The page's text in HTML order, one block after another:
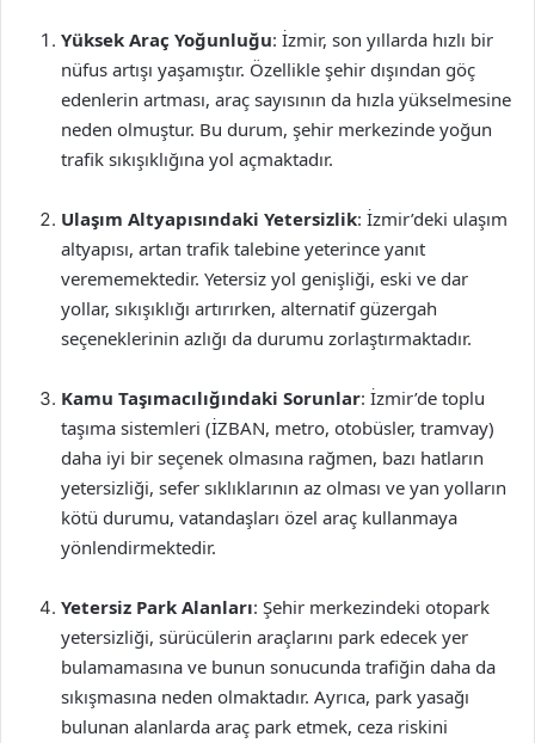
Yüksek Araç Yoğunluğu: İzmir, son yıllarda hızlı bir
nüfus artışı yaşamıştır. Özellikle şehir dışından göç
edenlerin artması, araç sayısının da hızla yükselmesine
neden olmuştur. Bu durum, şehir merkezinde yoğun
trafik sıkışıklığına yol açmaktadır.
Ulaşım Altyapısındaki Yetersizlik: İzmir’deki ulaşım
altyapısı, artan trafik talebine yeterince yanıt
verememektedir. Yetersiz yol genişliği, eski ve dar
yollar, sıkışıklığı artırırken, alternatif güzergah
seçeneklerinin azlığı da durumu zorlaştırmaktadır.
Kamu Taşımacılığındaki Sorunlar: İzmir’de toplu
taşıma sistemleri (İZBAN, metro, otobüsler, tramvay)
daha iyi bir seçenek olmasına rağmen, bazı hatların
yetersizliği, sefer sıklıklarının az olması ve yan yolların
kötü durumu, vatandaşları özel araç kullanmaya
yönlendirmektedir.
Yetersiz Park Alanları: Şehir merkezindeki otopark
yetersizliği, sürücülerin araçlarını park edecek yer
bulamamasına ve bunun sonucunda trafiğin daha da
sıkışmasına neden olmaktadır. Ayrıca, park yasağı
bulunan alanlarda araç park etmek, ceza riskini